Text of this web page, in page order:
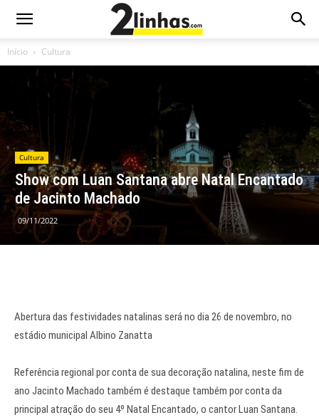
Início Cultura
Cultura
Show com Luan Santana abre Natal Encantado
de Jacinto Machado
09/11/2022
Abertura das festividades natalinas será no dia 26 de novembro, no
estádio municipal Albino Zanatta
Referência regional por conta de sua decoração natalina, neste fim de
ano Jacinto Machado também é destaque também por conta da
principal atração do seu 4º Natal Encantado, o cantor Luan Santana.